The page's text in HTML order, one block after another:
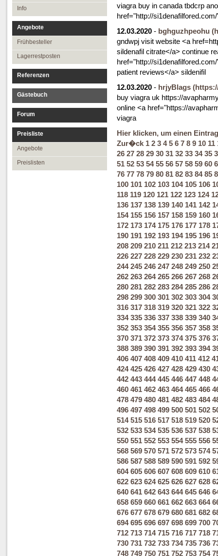
Info
Angebote
Frühbesteller
Lagerrestposten
Referenzen
Gästebuch
Forum
Preisliste
Angebote
Preislisten
viagra buy in canada tbdcrp
href="http://
12.03.2020 - bghguzhpeohu
gndwpj visit website <a
sildenafil citrate</a> continue
href="http://
patient reviews</a> sildenifil
12.03.2020 - hrjyBlags
buy viagra uk https://
online <a href="https://
viagra
Hier klicken, um einen
Zur�ck 1 2 3 4 5 6 7 8 9 10 11
26 27 28 29 30 31 32 33 34 35
51 52 53 54 55 56 57 58 59 60
76 77 78 79 80 81 82 83 84 85
100 101 102 103 104 105 106
118 119 120 121 122 123 124
136 137 138 139 140 141 142
154 155 156 157 158 159 160
172 173 174 175 176 177 178
190 191 192 193 194 195 196
208 209 210 211 212 213 214
226 227 228 229 230 231 232
244 245 246 247 248 249 250
262 263 264 265 266 267 268
280 281 282 283 284 285 286
298 299 300 301 302 303 304
316 317 318 319 320 321 322
334 335 336 337 338 339 340
352 353 354 355 356 357 358
370 371 372 373 374 375 376
388 389 390 391 392 393 394
406 407 408 409 410 411 412
424 425 426 427 428 429 430
442 443 444 445 446 447 448
460 461 462 463 464 465 466
478 479 480 481 482 483 484
496 497 498 499 500 501 502
514 515 516 517 518 519 520
532 533 534 535 536 537 538
550 551 552 553 554 555 556
568 569 570 571 572 573 574
586 587 588 589 590 591 592
604 605 606 607 608 609 610
622 623 624 625 626 627 628
640 641 642 643 644 645 646
658 659 660 661 662 663 664
676 677 678 679 680 681 682
694 695 696 697 698 699 700
712 713 714 715 716 717 718
730 731 732 733 734 735 736
748 749 750 751 752 753 754